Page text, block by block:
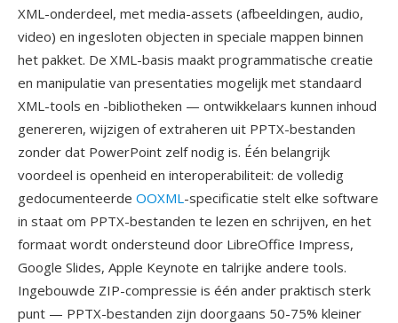
XML-onderdeel, met media-assets (afbeeldingen, audio,
video) en ingesloten objecten in speciale mappen binnen
het pakket. De XML-basis maakt programmatische creatie
en manipulatie van presentaties mogelijk met standaard
XML-tools en -bibliotheken — ontwikkelaars kunnen inhoud
genereren, wijzigen of extraheren uit PPTX-bestanden
zonder dat PowerPoint zelf nodig is. Één belangrijk
voordeel is openheid en interoperabiliteit: de volledig
gedocumenteerde OOXML-specificatie stelt elke software
in staat om PPTX-bestanden te lezen en schrijven, en het
formaat wordt ondersteund door LibreOffice Impress,
Google Slides, Apple Keynote en talrijke andere tools.
Ingebouwde ZIP-compressie is één ander praktisch sterk
punt — PPTX-bestanden zijn doorgaans 50-75% kleiner